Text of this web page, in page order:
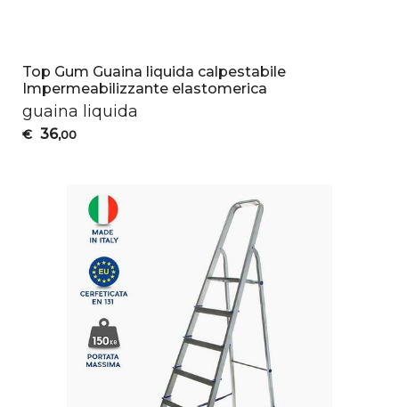
Top Gum Guaina liquida calpestabile
Impermeabilizzante elastomerica
guaina liquida
€ 36,00